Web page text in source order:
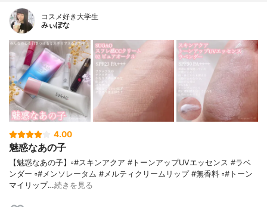
コスメ好き大学生
みぃぽな
4.00
魅惑なあの子
【魅惑なあの子】▫️#スキンアクア #トーンアップUVエッセンス #ラベ
ンダー ▫️#メンソレータム #メルティクリームリップ #無香料 ▫️#トーン
マイリップ…続きを見る